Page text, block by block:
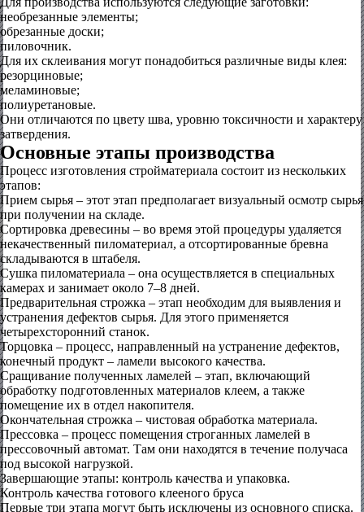
необрезанные элементы;
обрезанные доски;
пиловочник.
Для их склеивания могут понадобиться различные виды клея:
резорциновые;
меламиновые;
полиуретановые.
Они отличаются по цвету шва, уровню токсичности и характеру
затвердения.
Основные этапы производства
Процесс изготовления стройматериала состоит из нескольких
этапов:
Прием сырья – этот этап предполагает визуальный осмотр сырья
при получении на складе.
Сортировка древесины – во время этой процедуры удаляется
некачественный пиломатериал, а отсортированные бревна
складываются в штабеля.
Сушка пиломатериала – она осуществляется в специальных
камерах и занимает около 7–8 дней.
Предварительная строжка – этап необходим для выявления и
устранения дефектов сырья. Для этого применяется
четырехсторонний станок.
Торцовка – процесс, направленный на устранение дефектов,
конечный продукт – ламели высокого качества.
Сращивание полученных ламелей – этап, включающий
обработку подготовленных материалов клеем, а также
помещение их в отдел накопителя.
Окончательная строжка – чистовая обработка материала.
Прессовка – процесс помещения строганных ламелей в
прессовочный автомат. Там они находятся в течение получаса
под высокой нагрузкой.
Завершающие этапы: контроль качества и упаковка.
Контроль качества готового клееного бруса
Первые три этапа могут быть исключены из основного списка.